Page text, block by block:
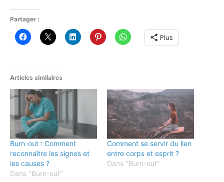
Partager :
Plus
Articles similaires
Burn-out : Comment
reconnaître les signes et
les causes ?
Dans "Burn-out"
Comment se servir du lien
entre corps et esprit ?
Dans "Burn-out"